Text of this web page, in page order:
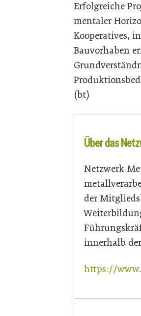
Erfolgreiche
mentaler
Kooperatives,
Bauvorhaben
(bt)
Über das
Netzwerk
der
innerhalb
https://